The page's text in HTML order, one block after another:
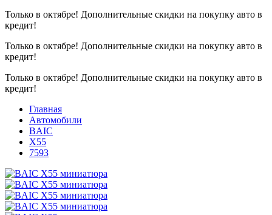
Только в октябре! Дополнительные скидки на покупку авто в
кредит!
Только в октябре! Дополнительные скидки на покупку авто в
кредит!
Только в октябре! Дополнительные скидки на покупку авто в
кредит!
Главная
Автомобили
BAIC
X55
7593